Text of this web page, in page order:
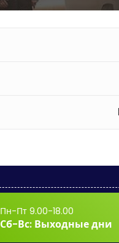
Пн-Пт 9.00-18.00
Сб-Вс: Выходные дни